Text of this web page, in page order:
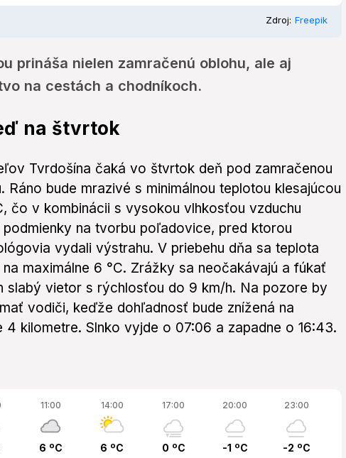
Zdroj: Freepik
prináša nielen zamračenú oblohu, ale aj
na cestách a chodníkoch.
na štvrtok
Tvrdošína čaká vo štvrtok deň pod zamračenou
Ráno bude mrazivé s minimálnou teplotou klesajúcou
čo v kombinácii s vysokou vlhkosťou vzduchu
na tvorbu poľadovice, pred ktorou
vydali výstrahu. V priebehu dňa sa teplota
maximálne 6 °C. Zrážky sa neočakávajú a fúkať
slabý vietor s rýchlosťou do 9 km/h. Na pozore by
vodiči, keďže dohľadnosť bude znížená na
4 kilometre. Slnko vyjde o 07:06 a zapadne o 16:43.
11:00
6 ºC
14:00
6 ºC
17:00
0 ºC
20:00
-1 ºC
23:00
-2 ºC